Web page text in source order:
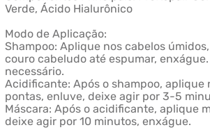
Verde, Ácido Hialurônico
Modo de Aplicação:
Shampoo: Aplique nos cabelos
couro cabeludo até espumar,
necessário.
Acidificante: Após o shampoo, aplique
pontas, enluve, deixe agir por 3-5
Máscara: Após o acidificante, aplique
deixe agir por 10 minutos, enxágue.